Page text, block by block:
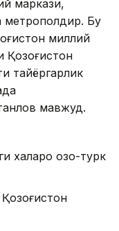
маркази,
метрополдир. Бу
миллий
Қозоғистон
тайёргарлик
мавжуд.
қозоқ-турк